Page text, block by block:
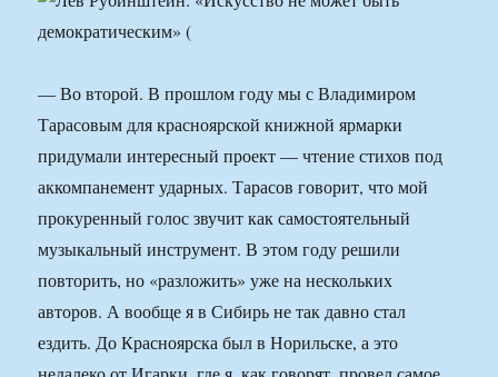
— Во второй. В прошлом году мы с Владимиром
Тарасовым для красноярской книжной ярмарки
придумали интересный проект — чтение стихов под
аккомпанемент ударных. Тарасов говорит, что мой
прокуренный голос звучит как самостоятельный
музыкальный инструмент. В этом году решили
повторить, но «разложить» уже на нескольких
авторов. А вообще я в Сибирь не так давно стал
ездить. До Красноярска был в Норильске, а это